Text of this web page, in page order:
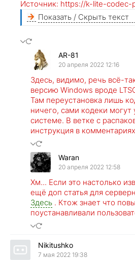
Источник: https://k-lite-codec-
Показать / Скрыть текст
AR-81
20 апреля 2022 12:16
Здесь, видимо, речь всё-
версию Windows вроде
Там переустановка лишь
ничего, сами кодеки
системе. В ветке с
инструкция в
Waran
20 апреля 2022 12:58
Хм... Если это настолько
ещё доп статья для
Здесь . Ктож знает что
поустанавливали
Nikitushko
7 мая 2022 19:38